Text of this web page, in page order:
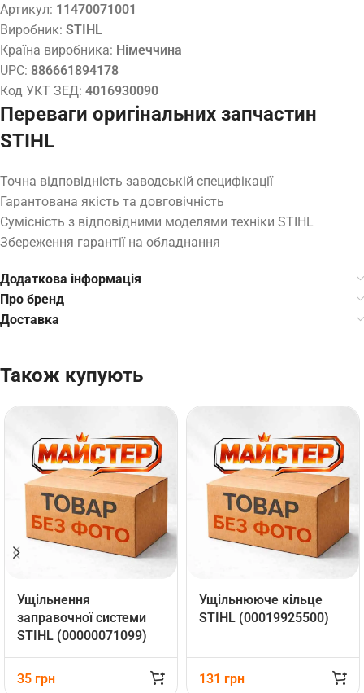
Артикул: 11470071001
Виробник: STIHL
Країна виробника: Німеччина
UPC: 886661894178
Код УКТ ЗЕД: 4016930090
Переваги оригінальних запчастин
STIHL
Точна відповідність заводській специфікації
Гарантована якість та довговічність
Сумісність з відповідними моделями техніки STIHL
Збереження гарантії на обладнання
Додаткова інформація
Про бренд
Доставка
Також купують
Ущільнення
заправочної системи
STIHL (00000071099)
35 грн
Ущільнююче кільце
STIHL (00019925500)
131 грн